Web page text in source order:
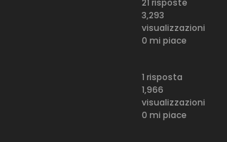
21 risposte
3,293
visualizzazioni
0 mi piace
1 risposta
1,966
visualizzazioni
0 mi piace